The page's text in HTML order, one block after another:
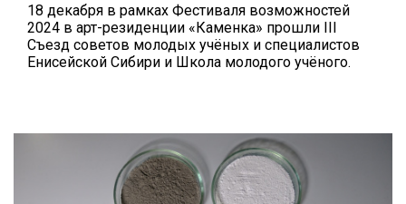
18 декабря в рамках Фестиваля возможностей
2024 в арт-резиденции «Каменка» прошли III
Съезд советов молодых учёных и специалистов
Енисейской Сибири и Школа молодого учёного.